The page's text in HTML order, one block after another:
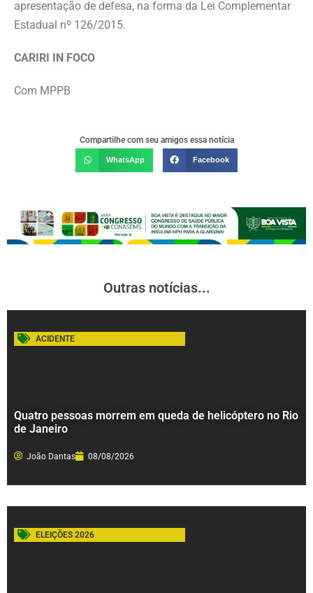
apresentação de defesa, na forma da Lei Complementar
Estadual nº 126/2015.
CARIRI IN FOCO
Com MPPB
Compartilhe com seu amigos essa notícia
WhatsApp Facebook
Outras notícias...
ACIDENTE
Quatro pessoas morrem em queda de helicóptero no Rio
de Janeiro
João Dantas 08/08/2026
ELEIÇÕES 2026